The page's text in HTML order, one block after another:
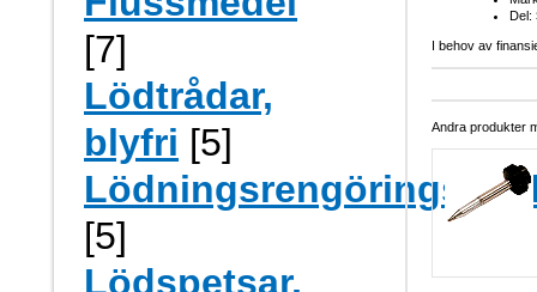
Del:
I behov av
Andra produkter
[7]
Lödtrådar,
blyfri [5]
[5]
Lödspetsar,